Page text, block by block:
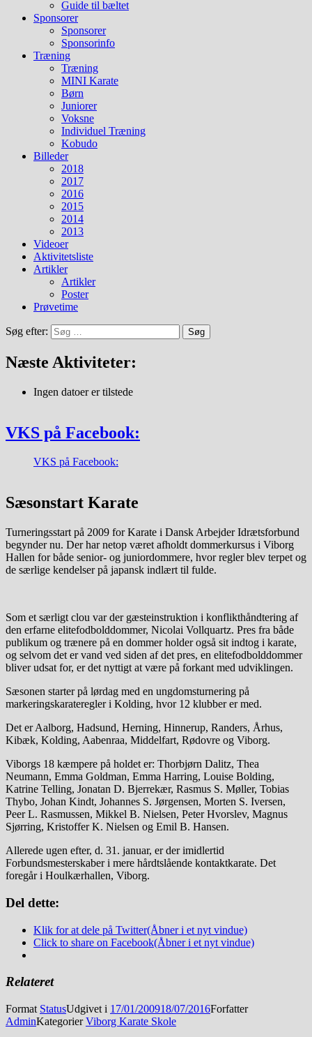
Guide til bæltet
Sponsorer
Sponsorer
Sponsorinfo
Træning
Træning
MINI Karate
Børn
Juniorer
Voksne
Individuel Træning
Kobudo
Billeder
2018
2017
2016
2015
2014
2013
Videoer
Aktivitetsliste
Artikler
Artikler
Poster
Prøvetime
Søg efter:
Næste Aktiviteter:
Ingen datoer er tilstede
VKS på Facebook:
VKS på Facebook:
Sæsonstart Karate
Turneringsstart på 2009 for Karate i Dansk Arbejder Idrætsforbund
begynder nu. Der har netop været afholdt dommerkursus i Viborg
Hallen for både senior- og juniordommere, hvor regler blev terpet og
de særlige kendelser på japansk indlært til fulde.
Som et særligt clou var der gæsteinstruktion i konflikthåndtering af
den erfarne elitefodbolddommer, Nicolai Vollquartz. Pres fra både
publikum og trænere på en dommer holder også sit indtog i karate,
og selvom det er vand ved siden af det pres, en elitefodbolddommer
bliver udsat for, er det nyttigt at være på forkant med udviklingen.
Sæsonen starter på lørdag med en ungdomsturnering på
markeringskarateregler i Kolding, hvor 12 klubber er med.
Det er Aalborg, Hadsund, Herning, Hinnerup, Randers, Århus,
Kibæk, Kolding, Aabenraa, Middelfart, Rødovre og Viborg.
Viborgs 18 kæmpere på holdet er: Thorbjørn Dalitz, Thea
Neumann, Emma Goldman, Emma Harring, Louise Bolding,
Katrine Telling, Jonatan D. Bjerrekær, Rasmus S. Møller, Tobias
Thybo, Johan Kindt, Johannes S. Jørgensen, Morten S. Iversen,
Peer L. Rasmussen, Mikkel B. Nielsen, Peter Hvorslev, Magnus
Sjørring, Kristoffer K. Nielsen og Emil B. Hansen.
Allerede ugen efter, d. 31. januar, er der imidlertid
Forbundsmesterskaber i mere hårdtslående kontaktkarate. Det
foregår i Houlkærhallen, Viborg.
Del dette:
Klik for at dele på Twitter(Åbner i et nyt vindue)
Click to share on Facebook(Åbner i et nyt vindue)
Relateret
Format StatusUdgivet i 17/01/200918/07/2016Forfatter
AdminKategorierViborg Karate Skole